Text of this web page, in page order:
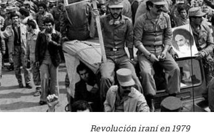
Revolución iraní en 1979